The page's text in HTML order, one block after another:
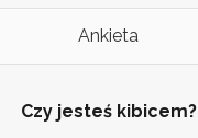
Ankieta
Czy jesteś kibicem?